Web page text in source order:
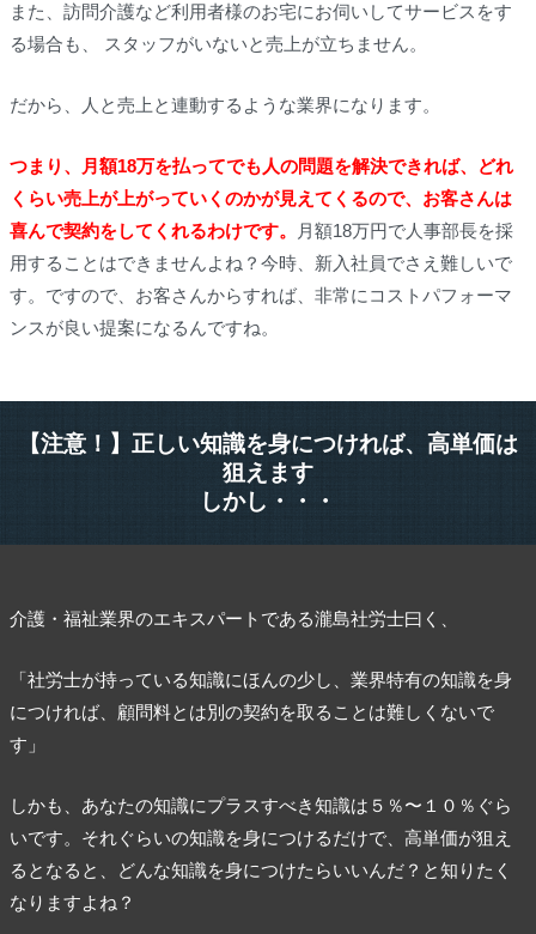
また、訪問介護など利用者様のお宅にお伺いしてサービスをす
る場合も、 スタッフがいないと売上が立ちません。
だから、人と売上と連動するような業界になります。
つまり、月額18万を払ってでも人の問題を解決できれば、どれ
くらい売上が上がっていくのかが見えてくるので、お客さんは
喜んで契約をしてくれるわけです。
月額18万円で人事部長を採
用することはできませんよね？今時、新入社員でさえ難しいで
す。ですので、お客さんからすれば、非常にコストパフォーマ
ンスが良い提案になるんですね。
【注意！】正しい知識を身につければ、高単価は
狙えます
しかし・・・
介護・福祉業界のエキスパートである瀧島社労士曰く、
「社労士が持っている知識にほんの少し、業界特有の知識を身
につければ、顧問料とは別の契約を取ることは難しくないで
す」
しかも、あなたの知識にプラスすべき知識は５％〜１０％ぐら
いです。それぐらいの知識を身につけるだけで、高単価が狙え
るとなると、どんな知識を身につけたらいいんだ？と知りたく
なりますよね？